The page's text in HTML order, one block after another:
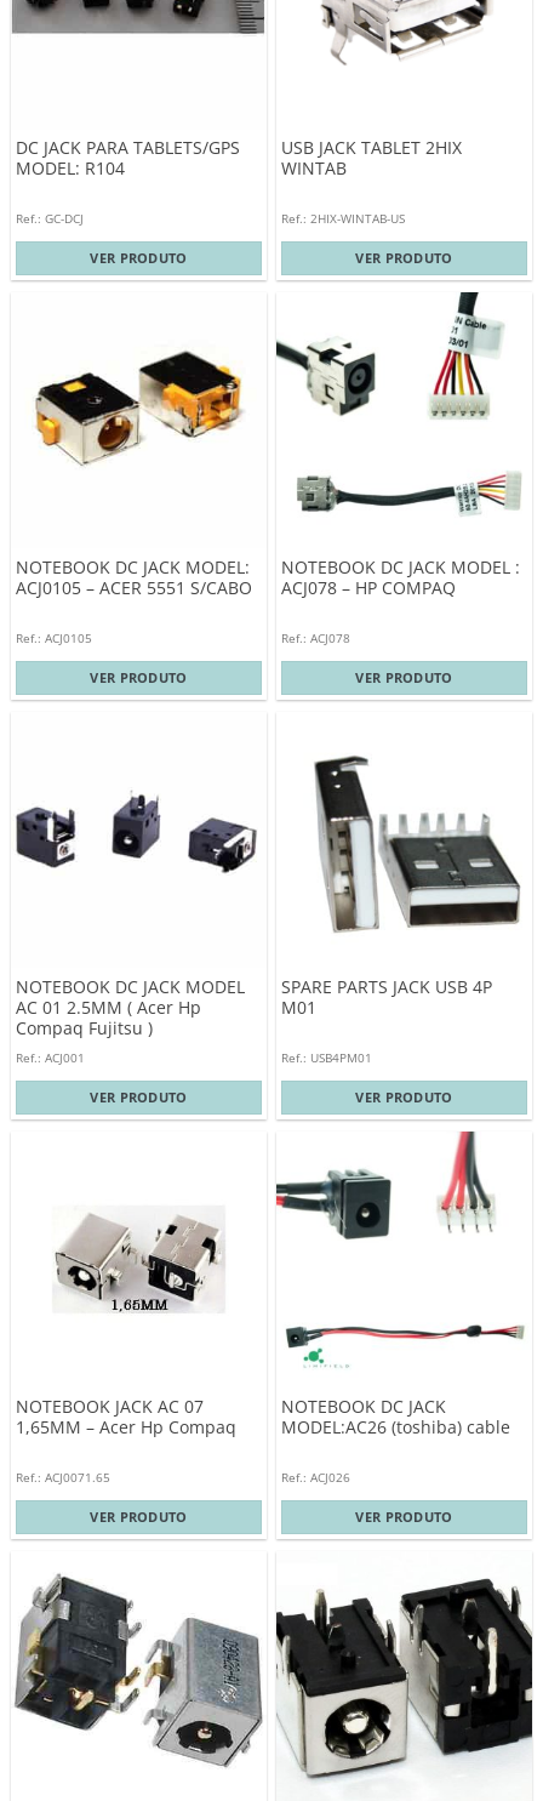
DC JACK PARA TABLETS/GPS
MODEL: R104
Ref.: GC-DCJ
VER PRODUTO
USB JACK TABLET 2HIX
WINTAB
Ref.: 2HIX-WINTAB-US
VER PRODUTO
NOTEBOOK DC JACK MODEL:
ACJ0105 – ACER 5551 S/CABO
Ref.: ACJ0105
VER PRODUTO
NOTEBOOK DC JACK MODEL :
ACJ078 – HP COMPAQ
Ref.: ACJ078
VER PRODUTO
NOTEBOOK DC JACK MODEL
AC 01 2.5MM ( Acer Hp
Compaq Fujitsu )
Ref.: ACJ001
VER PRODUTO
SPARE PARTS JACK USB 4P
M01
Ref.: USB4PM01
VER PRODUTO
NOTEBOOK JACK AC 07
1,65MM – Acer Hp Compaq
Ref.: ACJ0071.65
VER PRODUTO
NOTEBOOK DC JACK
MODEL:AC26 (toshiba) cable
Ref.: ACJ026
VER PRODUTO